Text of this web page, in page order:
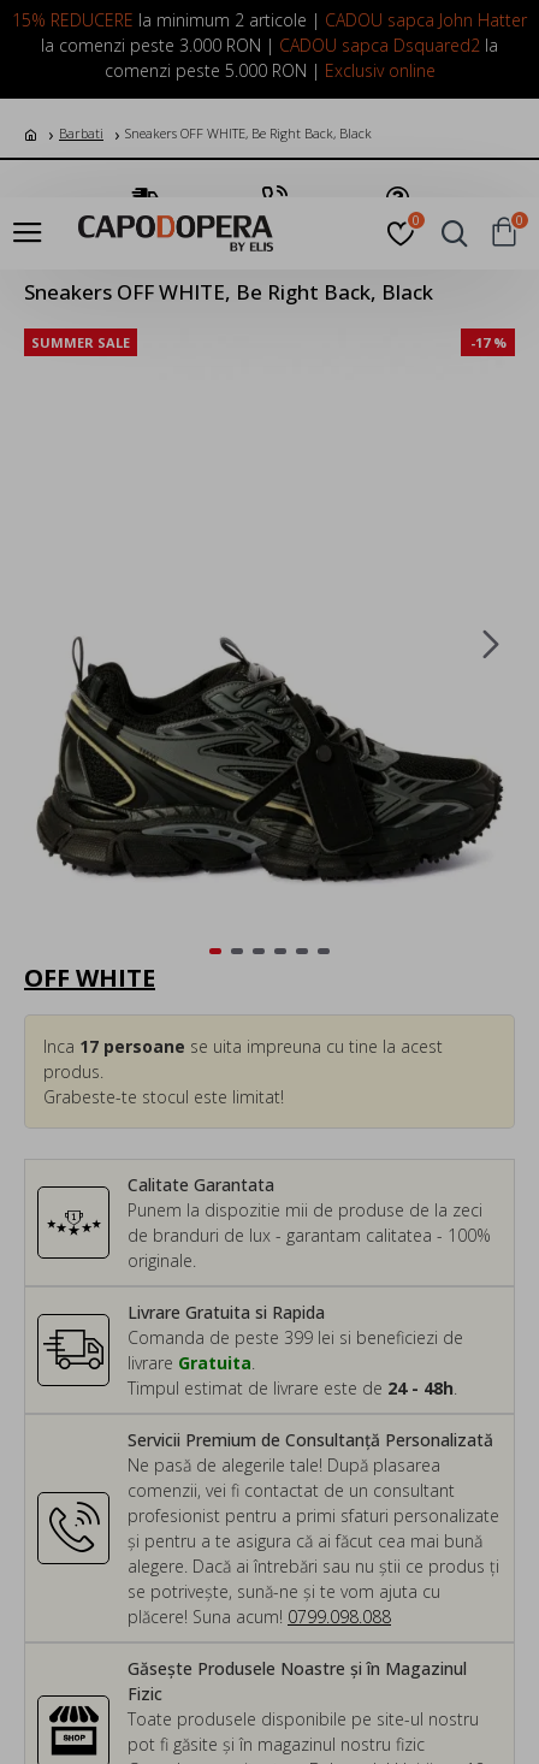
15% REDUCERE la minimum 2 articole | CADOU sapca John Hatter
la comenzi peste 3.000 RON | CADOU sapca Dsquared2 la
comenzi peste 5.000 RON | Exclusiv online
LOGIN INREGISTRARE
0 0
Barbati Sneakers OFF WHITE, Be Right Back, Black
Transport Gratuit Suna Acum Pune o Intrebare
Sneakers OFF WHITE, Be Right Back, Black
SUMMER SALE -17 %
OFF WHITE
Calitate Garantata
Punem la dispozitie mii de produse de la zeci
de branduri de lux - garantam calitatea - 100%
originale.
Inca 17 persoane se uita impreuna cu tine la acest
produs.
Grabeste-te stocul este limitat!
Servicii Premium de Consultanță Personalizată
Ne pasă de alegerile tale! După plasarea
comenzii, vei fi contactat de un consultant
profesionist pentru a primi sfaturi personalizate
și pentru a te asigura că ai făcut cea mai bună
alegere. Dacă ai întrebări sau nu știi ce produs ți
se potrivește, sună-ne și te vom ajuta cu
plăcere! Suna acum! 0799.098.088
Livrare Gratuita si Rapida
Comanda de peste 399 lei si beneficiezi de
livrare Gratuita
Timpul estimat de livrare este de 24 - 48h
Găsește Produsele Noastre și în Magazinul
Fizic
Toate produsele disponibile pe site-ul nostru
pot fi găsite și în magazinul nostru fizic